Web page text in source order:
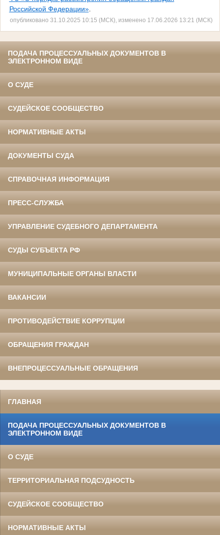
Российской Федерации».
опубликовано 31.10.2025 10:15 (МСК), изменено 17.06.2026 13:21 (МСК)
ПОДАЧА ПРОЦЕССУАЛЬНЫХ ДОКУМЕНТОВ В
ЭЛЕКТРОННОМ ВИДЕ
О СУДЕ
СУДЕЙСКОЕ СООБЩЕСТВО
НОРМАТИВНЫЕ АКТЫ
ДОКУМЕНТЫ СУДА
СПРАВОЧНАЯ ИНФОРМАЦИЯ
ПРЕСС-СЛУЖБА
УПРАВЛЕНИЕ СУДЕБНОГО ДЕПАРТАМЕНТА
СУДЫ СУБЪЕКТА РФ
МУНИЦИПАЛЬНЫЕ ОРГАНЫ ВЛАСТИ
ВАКАНСИИ
ПРОТИВОДЕЙСТВИЕ КОРРУПЦИИ
ОБРАЩЕНИЯ ГРАЖДАН
ВНЕПРОЦЕССУАЛЬНЫЕ ОБРАЩЕНИЯ
ГЛАВНАЯ
ПОДАЧА ПРОЦЕССУАЛЬНЫХ ДОКУМЕНТОВ В
ЭЛЕКТРОННОМ ВИДЕ
О СУДЕ
ТЕРРИТОРИАЛЬНАЯ ПОДСУДНОСТЬ
СУДЕЙСКОЕ СООБЩЕСТВО
НОРМАТИВНЫЕ АКТЫ